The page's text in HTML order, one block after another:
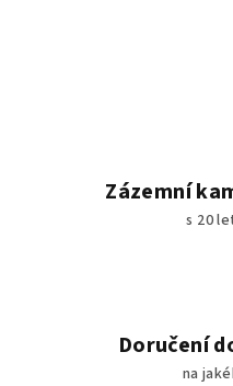
Zázemní
s 20
Doručení
na